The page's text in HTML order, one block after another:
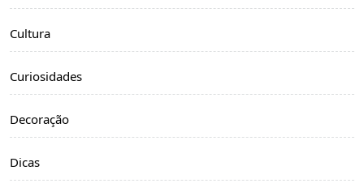
Cultura
Curiosidades
Decoração
Dicas